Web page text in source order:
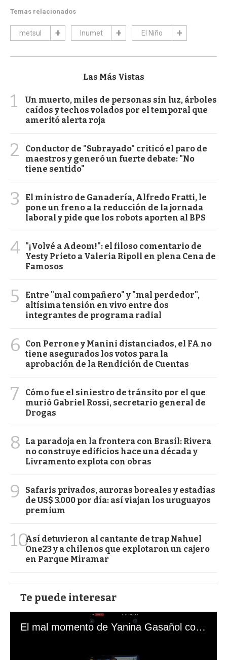
Temas relacionados
metsul Inumet El Niño
Las Más Vistas
1
Un muerto, miles de personas sin luz, árboles
caídos y techos volados por el temporal que
ameritó alerta roja
2
Conductor de "Subrayado" criticó el paro de
maestros y generó un fuerte debate: "No
tiene sentido"
3
El ministro de Ganadería, Alfredo Fratti, le
pone un freno a la reducción de la jornada
laboral y pide que los robots aporten al BPS
4 "¡Volvé a Adeom!": el filoso comentario de
Yesty Prieto a Valeria Ripoll en plena Cena de
Famosos
5
Entre "mal compañero" y "mal perdedor",
altísima tensión en vivo entre dos
integrantes de programa radial
6
Con Perrone y Manini distanciados, el FA no
tiene asegurados los votos para la
aprobación de la Rendición de Cuentas
7
Cómo fue el siniestro de tránsito por el que
murió Gabriel Rossi, secretario general de
Drogas
8
La paradoja en la frontera con Brasil: Rivera
no construye edificios hace una década y
Livramento explota con obras
9
Safaris privados, auroras boreales y estadías
de US$ 3.000 por día: así viajan los uruguayos
premium
10Así detuvieron al cantante de trap Nahuel
One23 y a chilenos que explotaron un cajero
en Parque Miramar
Te puede interesar
El mal momento de Yanina Gasañol con un hincha argentino en "Subrayado"